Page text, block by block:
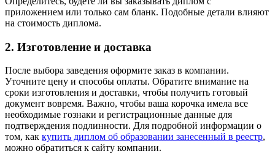
приложением или только сам бланк. Подобные детали влияют
на стоимость диплома.
2. Изготовление и доставка
После выбора заведения оформите заказ в компании.
Уточните цену и способы оплаты. Обратите внимание на
сроки изготовления и доставки, чтобы получить готовый
документ вовремя. Важно, чтобы ваша корочка имела все
необходимые гознаки и регистрационные данные для
подтверждения подлинности. Для подробной информации о
том, как купить диплом об образовании занесенный в реестр,
можно обратиться к сайту компании.